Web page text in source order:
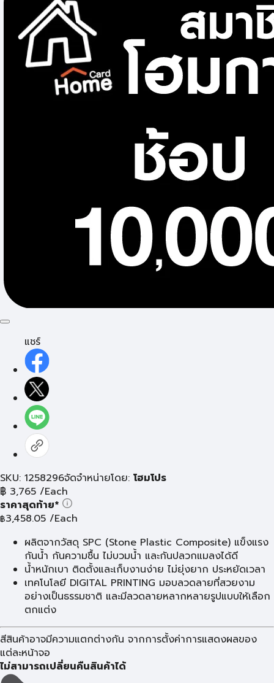
แชร์
SKU: 1258296จัดจำหน่ายโดย: โฮมโปร
฿ 3,765 /Each
ราคาสุดท้าย*
฿3,458.05 /Each
ผลิตจากวัสดุ SPC (Stone Plastic Composite) แข็งแรง
กันน้ำ กันความชื้น ไม่บวมน้ำ และกันปลวกแมลงได้ดี
น้ำหนักเบา ติดตั้งและเก็บงานง่าย ไม่ยุ่งยาก ประหยัดเวลา
เทคโนโลยี DIGITAL PRINTING มอบลวดลายที่สวยงาม
อย่างเป็นธรรมชาติ และมีลวดลายหลากหลายรูปแบบให้เลือก
ตกแต่ง
สีสินค้าอาจมีความแตกต่างกัน จากการตั้งค่าการแสดงผลของ
แต่ละหน้าจอ
ไม่สามารถเปลี่ยนคืนสินค้าได้